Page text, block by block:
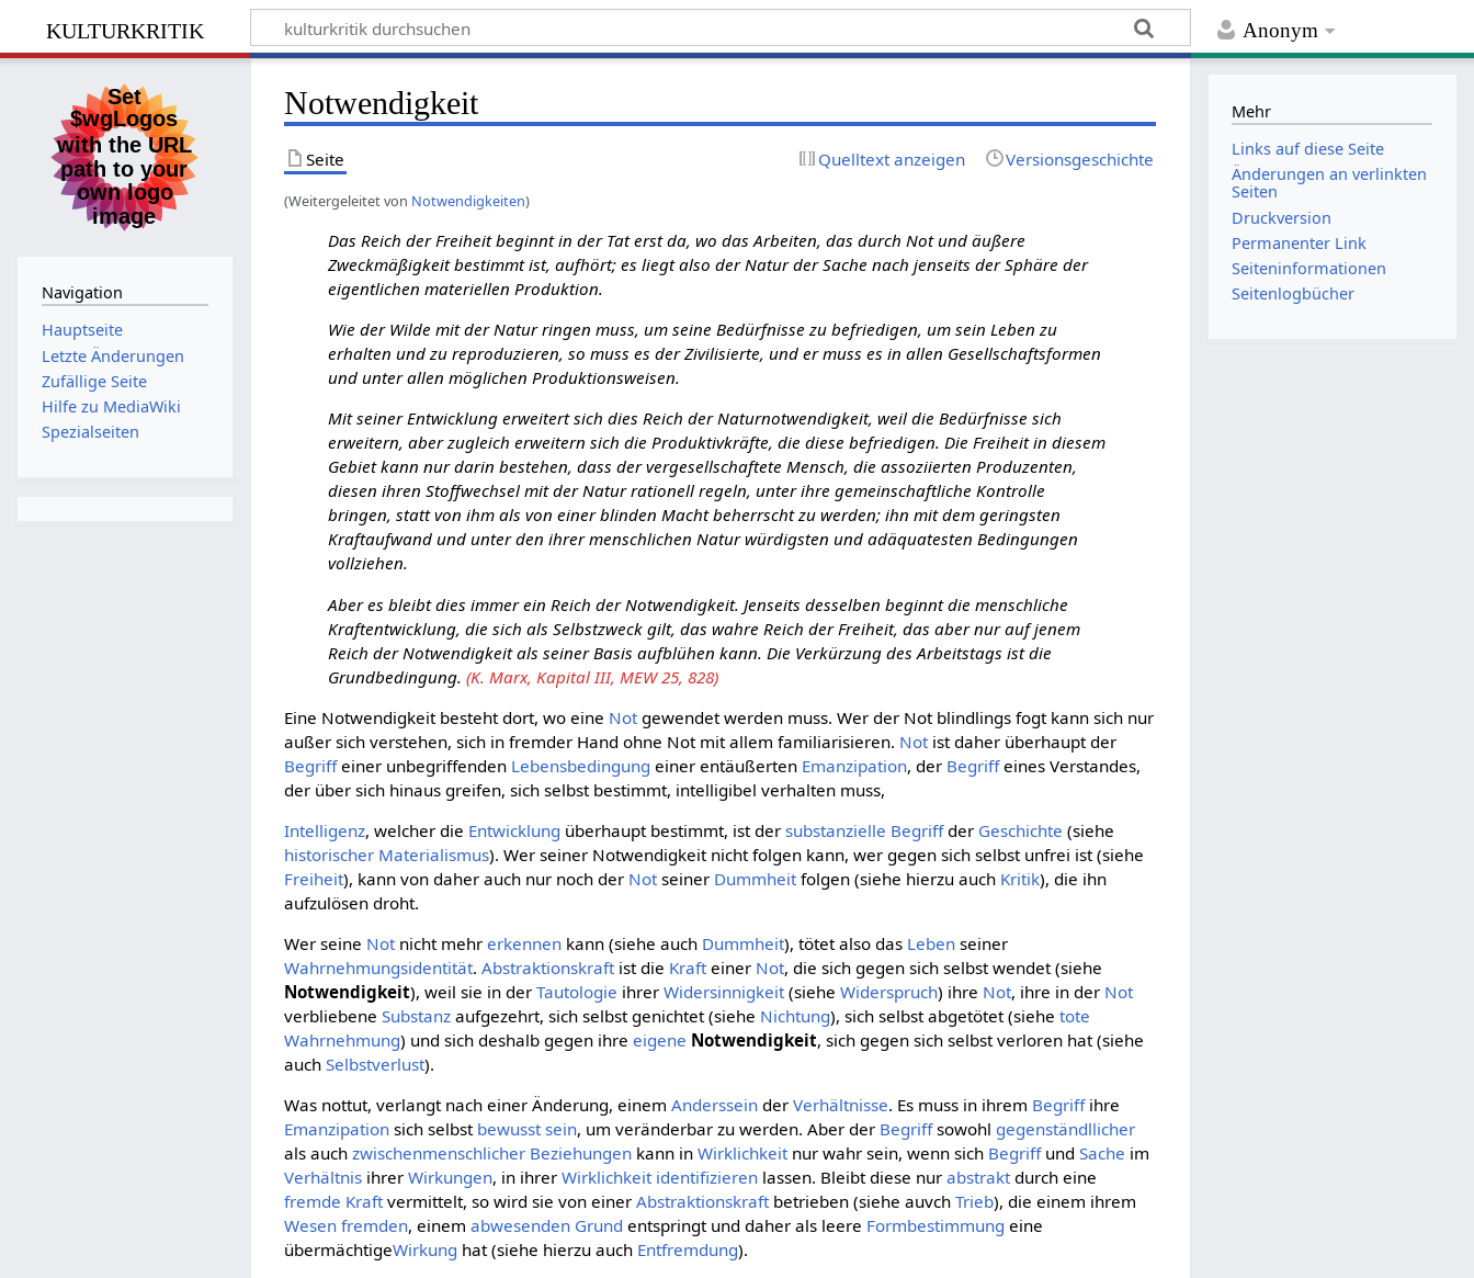
Anonym
kulturkritik
Notwendigkeit
Seite Quelltext anzeigen Versionsgeschichte
(Weitergeleitet von Notwendigkeiten)
Das Reich der Freiheit beginnt in der Tat erst da, wo das Arbeiten, das durch Not und äußere
Zweckmäßigkeit bestimmt ist, aufhört; es liegt also der Natur der Sache nach jenseits der Sphäre der
eigentlichen materiellen Produktion.
Wie der Wilde mit der Natur ringen muss, um seine Bedürfnisse zu befriedigen, um sein Leben zu
erhalten und zu reproduzieren, so muss es der Zivilisierte, und er muss es in allen Gesellschaftsformen
und unter allen möglichen Produktionsweisen.
Mit seiner Entwicklung erweitert sich dies Reich der Naturnotwendigkeit, weil die Bedürfnisse sich
erweitern, aber zugleich erweitern sich die Produktivkräfte, die diese befriedigen. Die Freiheit in diesem
Gebiet kann nur darin bestehen, dass der vergesellschaftete Mensch, die assoziierten Produzenten,
diesen ihren Stoffwechsel mit der Natur rationell regeln, unter ihre gemeinschaftliche Kontrolle
bringen, statt von ihm als von einer blinden Macht beherrscht zu werden; ihn mit dem geringsten
Kraftaufwand und unter den ihrer menschlichen Natur würdigsten und adäquatesten Bedingungen
vollziehen.
Aber es bleibt dies immer ein Reich der Notwendigkeit. Jenseits desselben beginnt die menschliche
Kraftentwicklung, die sich als Selbstzweck gilt, das wahre Reich der Freiheit, das aber nur auf jenem
Reich der Notwendigkeit als seiner Basis aufblühen kann. Die Verkürzung des Arbeitstags ist die
Grundbedingung.(K. Marx, Kapital III, MEW 25, 828)
Eine Notwendigkeit besteht dort, wo eine Not gewendet werden muss. Wer der Not blindlings fogt kann sich nur
außer sich verstehen, sich in fremder Hand ohne Not mit allem familiarisieren. Not ist daher überhaupt der
Begriffeiner unbegriffenden Lebensbedingung einer entäußerten Emanzipation, der Begriffeines Verstandes,
der über sich hinaus greifen, sich selbst bestimmt, intelligibel verhalten muss,
Intelligenz, welcher die Entwicklung überhaupt bestimmt, ist dersubstanzielle Begriffder Geschichte (siehe
historischer Materialismus). Wer seiner Notwendigkeit nicht folgen kann, wer gegen sich selbst unfrei ist (siehe
Freiheit), kann von daher auch nur noch der Not seiner Dummheit folgen (siehe hierzu auch Kritik), die ihn
aufzulösen droht.
Wer seine Notnicht mehrerkennen kann (siehe auch Dummheit), tötet also das Leben seiner
Wahrnehmungsidentität.Abstraktionskraftist die Krafteiner Not, die sich gegen sich selbst wendet (siehe
Notwendigkeit), weil sie in derTautologie ihrerWidersinnigkeit(sieheWiderspruch) ihre Not, ihre in der Not
verbliebeneSubstanz aufgezehrt, sich selbst genichtet (siehe Nichtung), sich selbst abgetötet (siehetote
Wahrnehmung) und sich deshalb gegen ihreeigene Notwendigkeit, sich gegen sich selbst verloren hat (siehe
auchSelbstverlust).
Was nottut, verlangt nach einer Änderung, einemAnderssein derVerhältnisse. Es muss in ihrem Begriffihre
Emanzipation sich selbst bewusst sein, um veränderbar zu werden. Aber der Begriffsowohl gegenständllicher
als auchzwischenmenschlicher Beziehungen kann inWirklichkeitnur wahr sein, wenn sich BegriffundSache im
Verhältnis ihrerWirkungen, in ihrerWirklichkeit identifizieren lassen. Bleibt diese nurabstraktdurch eine
fremde Kraftvermittelt, so wird sie von einerAbstraktionskraftbetrieben (siehe auvchTrieb), die einem ihrem
Wesen fremden, einemabwesenden Grund entspringt und daher als leere Formbestimmung eine
übermächtigeWirkung hat (siehe hierzu auch Entfremdung).
Navigation
Hauptseite
Letzte Änderungen
Zufällige Seite
Hilfe zu MediaWiki
Spezialseiten
Mehr
Links auf diese Seite
Änderungen an verlinkten
Seiten
Druckversion
Permanenter Link
Seiten­­informationen
Seitenlogbücher